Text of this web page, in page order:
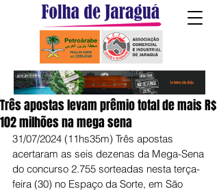
Três apostas levam prêmio total de mais R$
102 milhões na mega sena
31/07/2024 (11hs35m) Três apostas
acertaram as seis dezenas da Mega-Sena
do concurso 2.755 sorteadas nesta terça-
feira (30) no Espaço da Sorte, em São